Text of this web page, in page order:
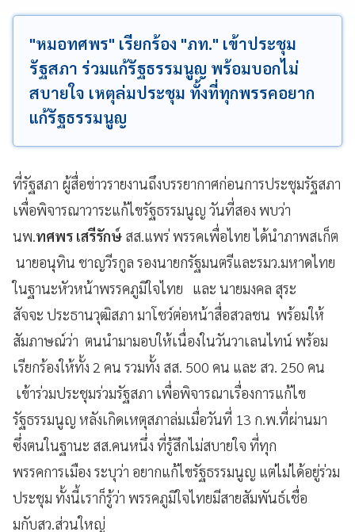
"หมอทศพร" เรียกร้อง "ภท." เข้าประชุม
รัฐสภา ร่วมแก้รัฐธรรมนูญ พร้อมบอกไม่
สบายใจ เหตุล่มประชุม ทั้งที่ทุกพรรคอยาก
แก้รัฐธรรมนูญ
ที่รัฐสภา ผู้สื่อข่าวรายงานถึงบรรยากาศก่อนการประชุมรัฐสภา
เพื่อพิจารณาวาระแก้ไขรัฐธรรมนูญ วันที่สอง พบว่า
นพ. ทศพร เสรีรักษ์ สส.แพร่ พรรคเพื่อไทย ได้นำภาพสเก็ต
นายอนุทิน ชาญวีรกูล รองนายกรัฐมนตรีและรมว.มหาดไทย
ในฐานะหัวหน้าพรรคภูมิใจไทย และ นายมงคล สุระ
สัจจะ ประธานวุฒิสภา มาโชว์ต่อหน้าสื่อสวลชน พร้อมให้
สัมภาษณ์ว่า ตนนำมามอบให้เนื่องในวันวาเลนไทน์ พร้อม
เรียกร้องให้ทั้ง 2 คน รวมทั้ง สส. 500 คน และ สว. 250 คน
เข้าร่วมประชุมร่วมรัฐสภา เพื่อพิจารณาเรื่องการแก้ไข
รัฐธรรมนูญ หลังเกิดเหตุสภาล่มเมื่อวันที่ 13 ก.พ.ที่ผ่านมา
ซึ่งตนในฐานะ สส.คนหนึ่ง ที่รู้สึกไม่สบายใจ ที่ทุก
พรรคการเมือง ระบุว่า อยากแก้ไขรัฐธรรมนูญ แต่ไม่ได้อยู่ร่วม
ประชุม ทั้งนี้เราก็รู้ว่า พรรคภูมิใจไทยมีสายสัมพันธ์เชื่อ
มกับสว.ส่วนใหญ่